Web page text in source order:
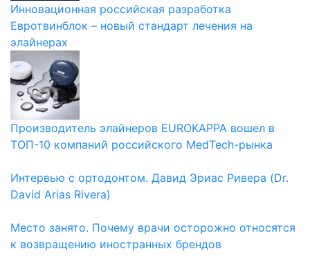
Инновационная российская разработка
Евротвинблок – новый стандарт лечения на
элайнерах
Производитель элайнеров EUROKAPPA вошел в
ТОП-10 компаний российского MedTech-рынка
Интервью с ортодонтом. Давид Эриас Ривера (Dr.
David Arias Rivera)
Место занято. Почему врачи осторожно относятся
к возвращению иностранных брендов